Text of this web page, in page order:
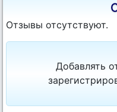
Отзывы отсутствуют.
Добавлять